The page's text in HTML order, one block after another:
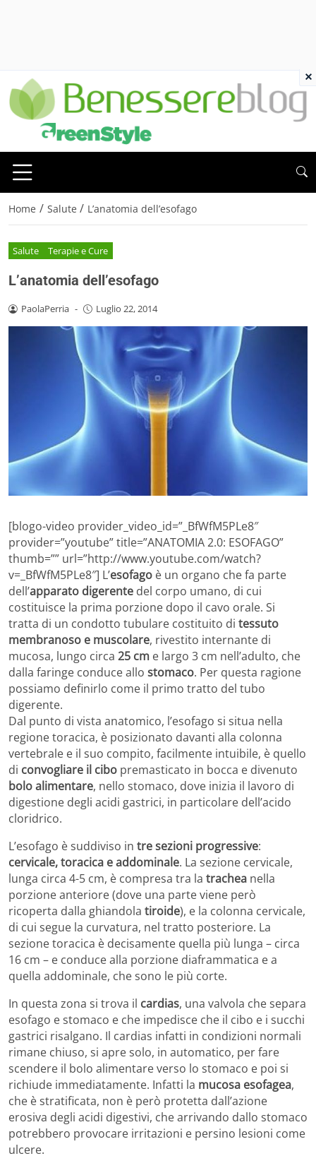
Home / Salute / L’anatomia dell’esofago
Salute Terapie e Cure
L’anatomia dell’esofago
PaolaPerria - Luglio 22, 2014
[blogo-video provider_video_id=”_BfWfM5PLe8″
provider=”youtube” title=”ANATOMIA 2.0: ESOFAGO”
thumb=”” url=”http://www.youtube.com/watch?
v=_BfWfM5PLe8″] L’esofago è un organo che fa parte
dell’apparato digerente del corpo umano, di cui
costituisce la prima porzione dopo il cavo orale. Si
tratta di un condotto tubulare costituito di tessuto
membranoso e muscolare, rivestito internante di
mucosa, lungo circa 25 cm e largo 3 cm nell’adulto, che
dalla faringe conduce allo stomaco. Per questa ragione
possiamo definirlo come il primo tratto del tubo
digerente.
Dal punto di vista anatomico, l’esofago si situa nella
regione toracica, è posizionato davanti alla colonna
vertebrale e il suo compito, facilmente intuibile, è quello
di convogliare il cibo premasticato in bocca e divenuto
bolo alimentare, nello stomaco, dove inizia il lavoro di
digestione degli acidi gastrici, in particolare dell’acido
cloridrico.
L’esofago è suddiviso in tre sezioni progressive:
cervicale, toracica e addominale. La sezione cervicale,
lunga circa 4-5 cm, è compresa tra la trachea nella
porzione anteriore (dove una parte viene però
ricoperta dalla ghiandola tiroide), e la colonna cervicale,
di cui segue la curvatura, nel tratto posteriore. La
sezione toracica è decisamente quella più lunga – circa
16 cm – e conduce alla porzione diaframmatica e a
quella addominale, che sono le più corte.
In questa zona si trova il cardias, una valvola che separa
esofago e stomaco e che impedisce che il cibo e i succhi
gastrici risalgano. Il cardias infatti in condizioni normali
rimane chiuso, si apre solo, in automatico, per fare
scendere il bolo alimentare verso lo stomaco e poi si
richiude immediatamente. Infatti la mucosa esofagea,
che è stratificata, non è però protetta dall’azione
erosiva degli acidi digestivi, che arrivando dallo stomaco
potrebbero provocare irritazioni e persino lesioni come
ulcere.
×